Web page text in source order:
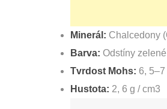
Minerál: Chalcedony
Barva: Odstíny
Tvrdost Mohs: 6, 5–7
Hustota: 2, 6 g / cm3